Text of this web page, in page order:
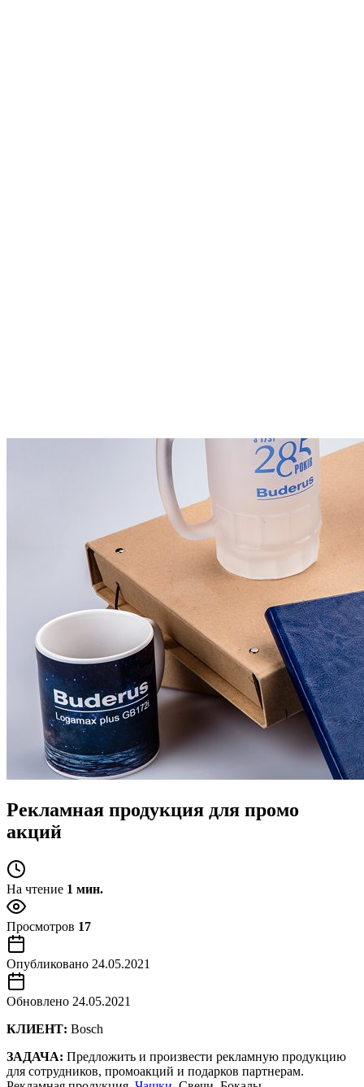
Рекламная продукция для промо
акций
На чтение 1 мин.
Просмотров 17
Опубликовано 24.05.2021
Обновлено 24.05.2021
КЛИЕНТ: Bosch
ЗАДАЧА: Предложить и произвести рекламную продукцию
для сотрудников, промоакций и подарков партнерам.